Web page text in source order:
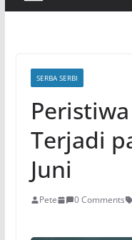
SERBA SERBI
Terjadi
Juni
Pete 0 Comments